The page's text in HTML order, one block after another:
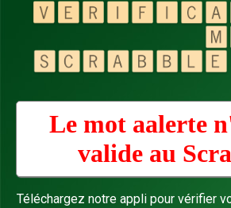
Le mot aalerte
valide au
Téléchargez notre appli pour vérifier